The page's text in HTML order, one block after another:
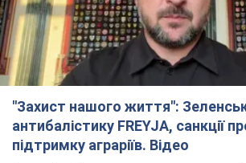
"Захист нашого життя":
антибалістику FREYJA, санкції
підтримку аграріїв. Відео